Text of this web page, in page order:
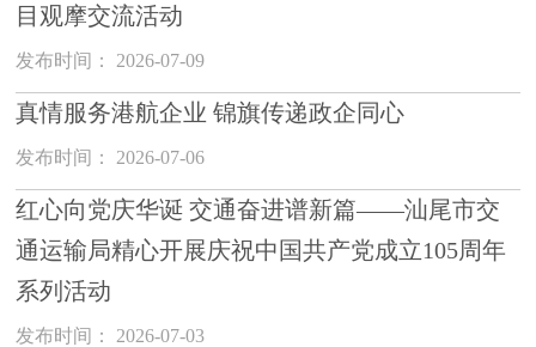
目观摩交流活动
发布时间： 2026-07-09
真情服务港航企业 锦旗传递政企同心
发布时间： 2026-07-06
红心向党庆华诞 交通奋进谱新篇——汕尾市交
通运输局精心开展庆祝中国共产党成立105周年
系列活动
发布时间： 2026-07-03